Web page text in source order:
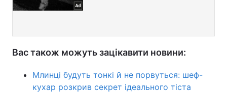
Вас також можуть зацікавити новини:
Млинці будуть тонкі й не порвуться: шеф-
кухар розкрив секрет ідеального тіста